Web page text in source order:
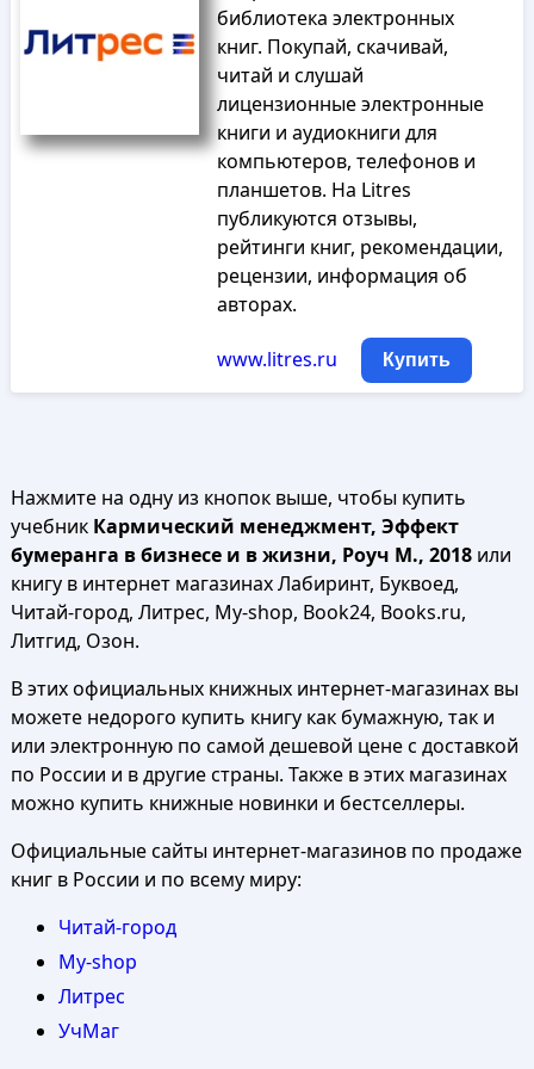
библиотека электронных
книг. Покупай, скачивай,
читай и слушай
лицензионные электронные
книги и аудиокниги для
компьютеров, телефонов и
планшетов. На Litres
публикуются отзывы,
рейтинги книг, рекомендации,
рецензии, информация об
авторах.
www.litres.ru Купить
Нажмите на одну из кнопок выше, чтобы купить
учебник Кармический менеджмент, Эффект
бумеранга в бизнесе и в жизни, Роуч М., 2018или
книгу в интернет магазинах Лабиринт, Буквоед,
Читай-город, Литрес, My-shop, Book24, Books.ru,
Литгид, Озон.
В этих официальных книжных интернет-магазинах вы
можете недорого купить книгу как бумажную, так и
или электронную по самой дешевой цене с доставкой
по России и в другие страны. Также в этих магазинах
можно купить книжные новинки и бестселлеры.
Официальные сайты интернет-магазинов по продаже
книг в России и по всему миру:
Читай-город
My-shop
Литрес
УчМаг